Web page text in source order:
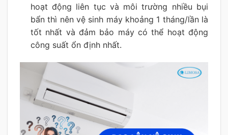
hoạt động liên tục và môi trường nhiều bụi
bẩn thì nên vệ sinh máy khoảng 1 tháng/lần là
tốt nhất và đảm bảo máy có thể hoạt động
công suất ổn định nhất.